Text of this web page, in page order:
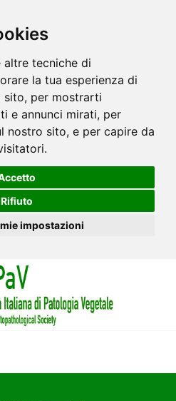
altre tecniche di
la tua esperienza di
sito, per mostrarti
e annunci mirati, per
nostro sito, e per capire da
Rifiuto
impostazioni